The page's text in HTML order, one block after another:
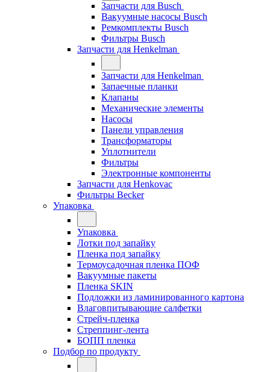
Запчасти для Busch
Вакуумные насосы Busch
Ремкомплекты Busch
Фильтры Busch
Запчасти для Henkelman
Запчасти для Henkelman
Запаечные планки
Клапаны
Механические элементы
Насосы
Панели управления
Трансформаторы
Уплотнители
Фильтры
Электронные компоненты
Запчасти для Henkovac
Фильтры Becker
Упаковка
Упаковка
Лотки под запайку
Пленка под запайку
Термоусадочная пленка ПОФ
Вакуумные пакеты
Пленка SKIN
Подложки из ламинированного картона
Влаговпитывающие салфетки
Стрейч-пленка
Стреппинг-лента
БОПП пленка
Подбор по продукту